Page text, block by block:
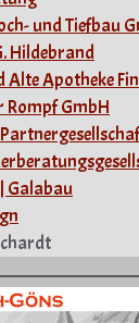
und Tiefbau
Hildebrand
Alte Apotheke
Rompf GmbH
Galabau